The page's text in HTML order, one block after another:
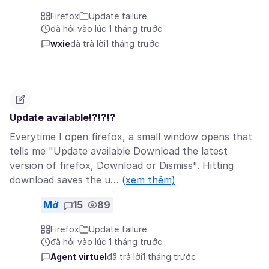
Firefox
Update failure
đã hỏi vào lúc 1 tháng trước
wxieđã trả lời1 tháng trước
Update available!?!?!?
Everytime I open firefox, a small window opens that
tells me "Update available Download the latest
version of firefox, Download or Dismiss". Hitting
download saves the u… (xem thêm)
Mở 15 89
Firefox
Update failure
đã hỏi vào lúc 1 tháng trước
Agent virtuel đã trả lời1 tháng trước